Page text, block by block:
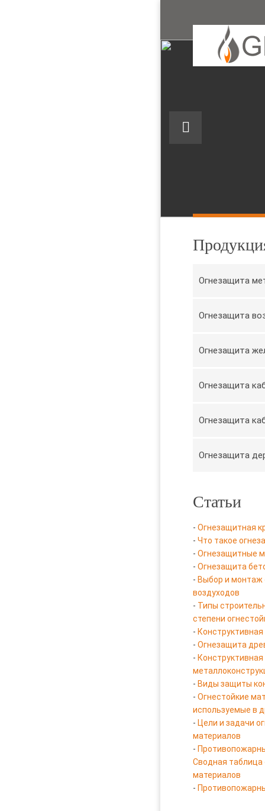
Огнезащита
Огнезащита
Огнезащита
Огнезащита
Огнезащита
Огнезащита
Статьи
- Огнезащитная
- Что такое
- Огнезащитные
- Огнезащита
- Выбор и монтаж
воздуходов
- Типы
степени
-
- Огнезащита
-
- Виды защиты
- Огнестойкие
используемые в
- Цели и задачи
материалов
-
Cводная
материалов
-